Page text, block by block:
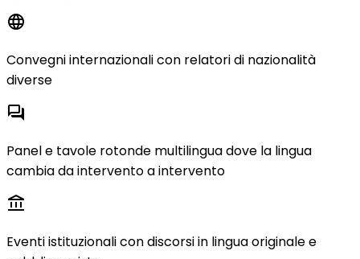
language
Convegni internazionali con relatori di nazionalità
diverse
forum
Panel e tavole rotonde multilingua dove la lingua
cambia da intervento a intervento
account_balance
Eventi istituzionali con discorsi in lingua originale e